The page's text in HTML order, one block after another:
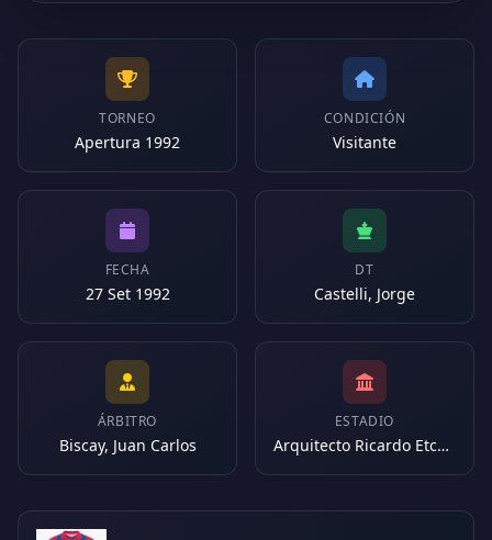
TORNEO
Apertura 1992
CONDICIÓN
Visitante
FECHA
27 Set 1992
DT
Castelli, Jorge
ÁRBITRO
Biscay, Juan Carlos
ESTADIO
Arquitecto Ricardo Etcheverri (Argentina)